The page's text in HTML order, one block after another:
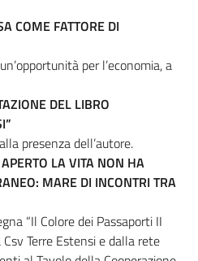
COME FATTORE DI
per l’economia, a
DEL LIBRO
presenza dell’autore.
LA VITA NON HA
MARE DI INCONTRI TRA
“Il Colore dei Passaporti II
Csv Terre Estensi e dalla rete